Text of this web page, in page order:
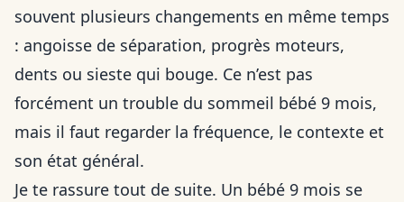
souvent plusieurs changements en même temps
: angoisse de séparation, progrès moteurs,
dents ou sieste qui bouge. Ce n’est pas
forcément un trouble du sommeil bébé 9 mois,
mais il faut regarder la fréquence, le contexte et
son état général.
Je te rassure tout de suite. Un bébé 9 mois se